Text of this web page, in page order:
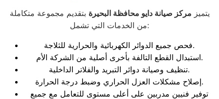
يتميز مركز صيانة دايو محافظة البحيرة بتقديم مجموعة متكاملة
من الخدمات التي تشمل:
فحص جميع الدوائر الكهربائية والحرارية للثلاجة.
استبدال القطع التالفة بأخرى أصلية من الشركة الأم.
تنظيف وصيانة دوائر التبريد والفلاتر الداخلية.
إصلاح مشكلات العزل الحراري وضبط درجة الحرارة.
توفير فنيين مدربين على أعلى مستوى للتعامل مع جميع